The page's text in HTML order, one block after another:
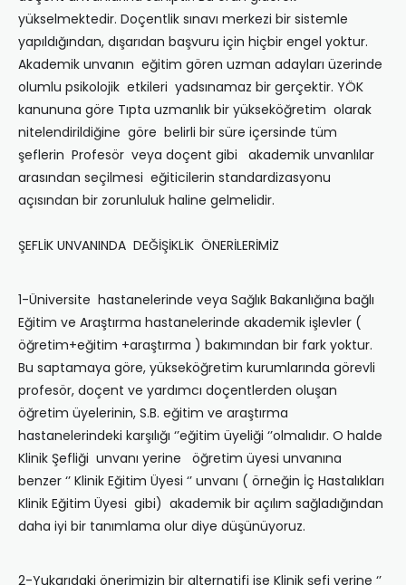
yükselmektedir. Doçentlik sınavı merkezi bir sistemle
yapıldığından, dışarıdan başvuru için hiçbir engel yoktur.
Akademik unvanın eğitim gören uzman adayları üzerinde
olumlu psikolojik etkileri yadsınamaz bir gerçektir. YÖK
kanununa göre Tıpta uzmanlık bir yükseköğretim olarak
nitelendirildiğine göre belirli bir süre içersinde tüm
şeflerin Profesör veya doçent gibi akademik unvanlılar
arasından seçilmesi eğiticilerin standardizasyonu
açısından bir zorunluluk haline gelmelidir.
ŞEFLİK UNVANINDA DEĞİŞİKLİK ÖNERİLERİMİZ
1-Üniversite hastanelerinde veya Sağlık Bakanlığına bağlı
Eğitim ve Araştırma hastanelerinde akademik işlevler (
öğretim+eğitim +araştırma ) bakımından bir fark yoktur.
Bu saptamaya göre, yükseköğretim kurumlarında görevli
profesör, doçent ve yardımcı doçentlerden oluşan
öğretim üyelerinin, S.B. eğitim ve araştırma
hastanelerindeki karşılığı ‘’eğitim üyeliği ‘’olmalıdır. O halde
Klinik Şefliği unvanı yerine öğretim üyesi unvanına
benzer ‘’ Klinik Eğitim Üyesi ‘’ unvanı ( örneğin İç Hastalıkları
Klinik Eğitim Üyesi gibi) akademik bir açılım sağladığından
daha iyi bir tanımlama olur diye düşünüyoruz.
2-Yukarıdaki önerimizin bir alternatifi ise Klinik şefi yerine ‘’